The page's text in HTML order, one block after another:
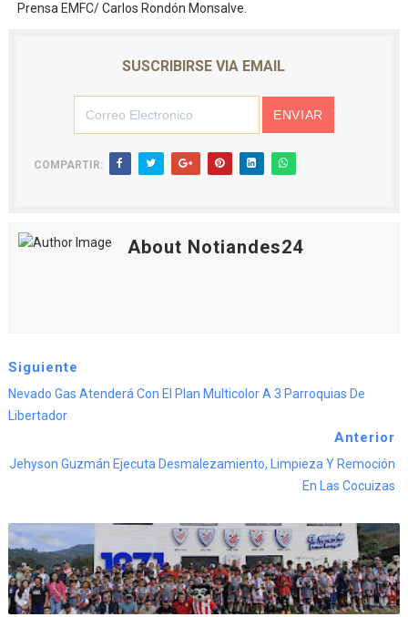
Prensa EMFC/ Carlos Rondón Monsalve.
SUSCRIBIRSE VIA EMAIL
COMPARTIR:
About Notiandes24
Siguiente
Nevado Gas Atenderá Con El Plan Multicolor A 3 Parroquias De
Libertador
Anterior
Jehyson Guzmán Ejecuta Desmalezamiento, Limpieza Y Remoción
En Las Cocuizas